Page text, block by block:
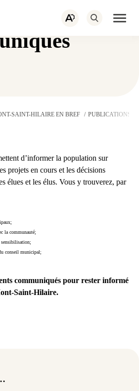
Ouvrez
d’outils
Ouvrir
la
SAINT-HILAIRE EN BREF PUBLICATIONS
d’informer la population sur
projets en cours et les décisions
élues et les élus. Vous y trouverez, par
la communauté;
sensibilisation;
conseil municipal;
communiqués pour rester informé
Saint-Hilaire.